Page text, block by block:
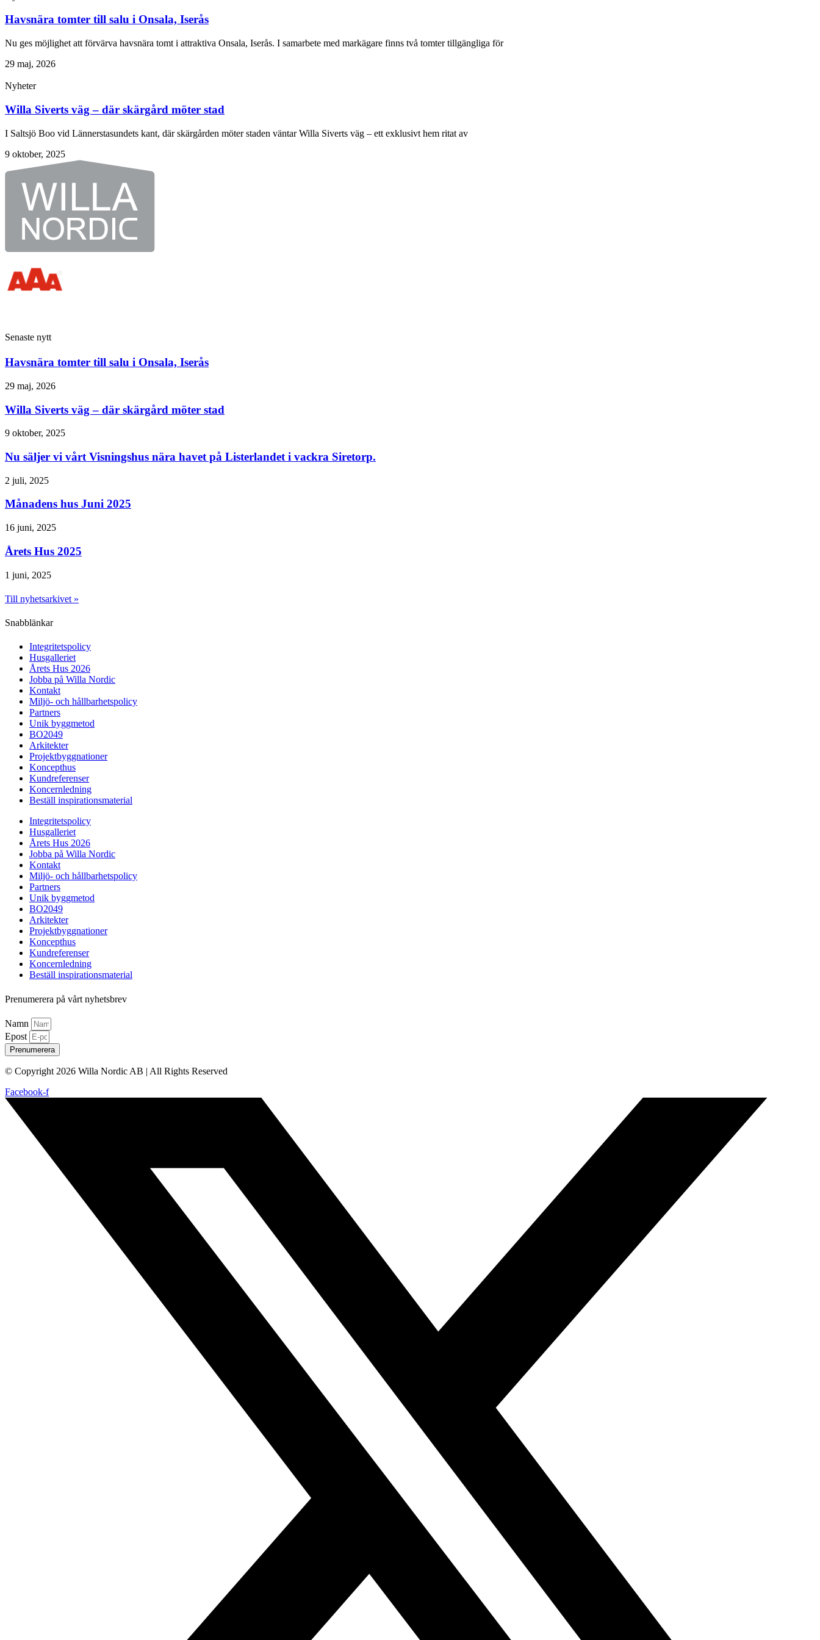
Havsnära tomter till salu i Onsala, Iserås
Nu ges möjlighet att förvärva havsnära tomt i attraktiva Onsala, Iserås. I samarbete med markägare finns två tomter tillgängliga för
29 maj, 2026
Nyheter
Willa Siverts väg – där skärgård möter stad
I Saltsjö Boo vid Lännerstasundets kant, där skärgården möter staden väntar Willa Siverts väg – ett exklusivt hem ritat av
9 oktober, 2025
Senaste nytt
Havsnära tomter till salu i Onsala, Iserås
29 maj, 2026
Willa Siverts väg – där skärgård möter stad
9 oktober, 2025
Nu säljer vi vårt Visningshus nära havet på Listerlandet i vackra Siretorp.
2 juli, 2025
Månadens hus Juni 2025
16 juni, 2025
Årets Hus 2025
1 juni, 2025
Till nyhetsarkivet »
Snabblänkar
Integritetspolicy
Husgalleriet
Årets Hus 2026
Jobba på Willa Nordic
Kontakt
Miljö- och hållbarhetspolicy
Partners
Unik byggmetod
BO2049
Arkitekter
Projektbyggnationer
Koncepthus
Kundreferenser
Koncernledning
Beställ inspirationsmaterial
Integritetspolicy
Husgalleriet
Årets Hus 2026
Jobba på Willa Nordic
Kontakt
Miljö- och hållbarhetspolicy
Partners
Unik byggmetod
BO2049
Arkitekter
Projektbyggnationer
Koncepthus
Kundreferenser
Koncernledning
Beställ inspirationsmaterial
Prenumerera på vårt nyhetsbrev
Namn
Epost
Prenumerera
© Copyright 2026 Willa Nordic AB | All Rights Reserved
Facebook-f